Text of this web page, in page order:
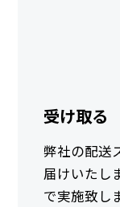
受け取る
弊社の配送
届けいたし
で実施致し